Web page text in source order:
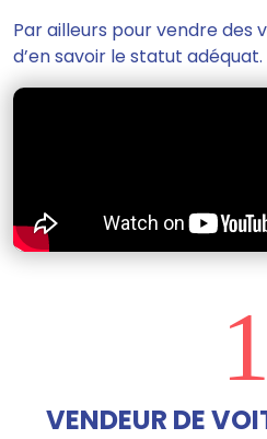
Par ailleurs pour vendre des
d’en savoir le statut adéquat.
1
VENDEUR DE